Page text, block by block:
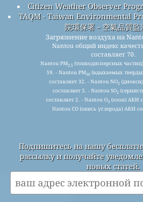
Citizen Weather Observer
TAQM - Taiwan Environmental
院環保署－空氣品質監
Загрязнение воздуха на
Nantou общий индекс
составляет 70.
Nantou PM2.5 (тонкодисперсных
59. - Nantou PM10 (вдыхаемых
составляет 32. - Nantou NO2
составляет 5. - Nantou SO2
составляет 2. - Nantou O3(озон) АКИ
Nantou CO (окись углерода) АКИ
Подпишитесь на нашу
рассылку и получайте
новых статей.